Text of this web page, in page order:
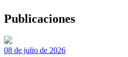
Publicaciones
08 de julio de 2026